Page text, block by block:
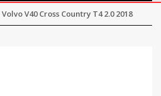
V40 Cross Country T4 2.0 2018